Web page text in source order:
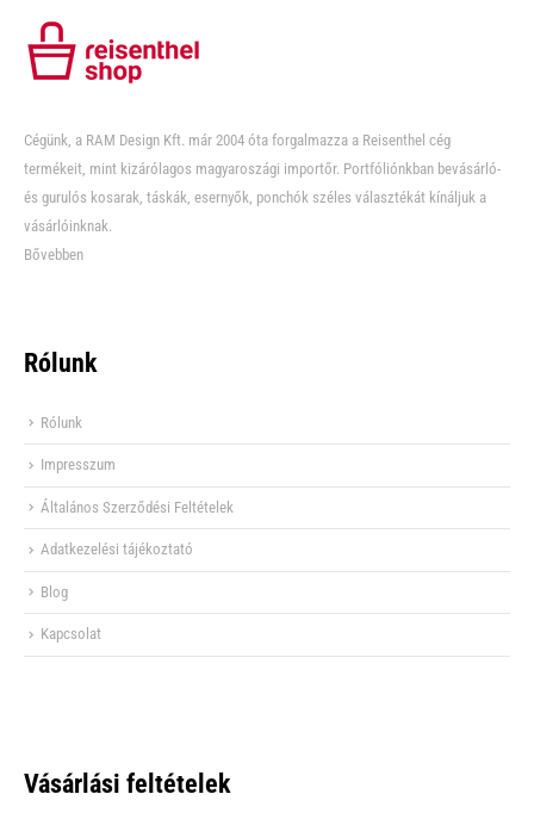
Cégünk, a RAM Design Kft. már 2004 óta forgalmazza a Reisenthel cég
termékeit, mint kizárólagos magyaroszági importőr. Portfóliónkban bevásárló-
és gurulós kosarak, táskák, esernyők, ponchók széles választékát kínáljuk a
vásárlóinknak.
Bővebben
Rólunk
Rólunk
Impresszum
Általános Szerződési Feltételek
Adatkezelési tájékoztató
Blog
Kapcsolat
Vásárlási feltételek